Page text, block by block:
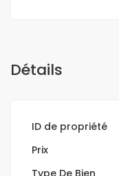
Détails
ID de propriété
Prix